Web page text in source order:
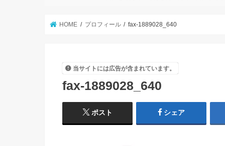
HOME プロフィール fax-1889028_640
当サイトには広告が含まれています。
fax-1889028_640
ポスト シェア